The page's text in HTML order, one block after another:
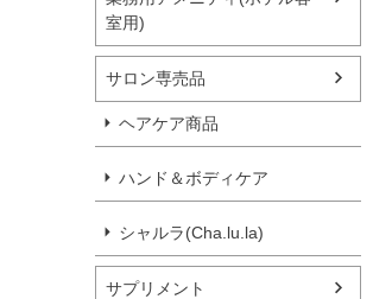
室用)
サロン専売品
ヘアケア商品
ハンド＆ボディケア
シャルラ(Cha.lu.la)
サプリメント